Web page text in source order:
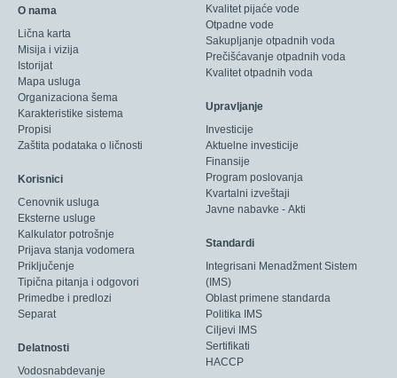
O nama
Lična karta
Misija i vizija
Istorijat
Mapa usluga
Organizaciona šema
Karakteristike sistema
Propisi
Zaštita podataka o ličnosti
Korisnici
Cenovnik usluga
Eksterne usluge
Kalkulator potrošnje
Prijava stanja vodomera
Priključenje
Tipična pitanja i odgovori
Primedbe i predlozi
Separat
Delatnosti
Vodosnabdevanje
Kvalitet pijaće vode
Otpadne vode
Sakupljanje otpadnih voda
Prečišćavanje otpadnih voda
Kvalitet otpadnih voda
Upravljanje
Investicije
Aktuelne investicije
Finansije
Program poslovanja
Kvartalni izveštaji
Javne nabavke - Akti
Standardi
Integrisani Menadžment Sistem
(IMS)
Oblast primene standarda
Politika IMS
Ciljevi IMS
Sertifikati
HACCP